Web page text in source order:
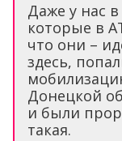
Даже у нас
которые в
что они –
здесь,
Донецкой
и были
такая.